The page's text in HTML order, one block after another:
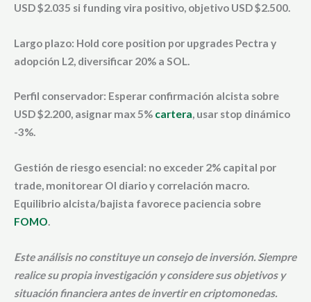
USD $2.035 si funding vira positivo, objetivo USD $2.500.
Largo plazo: Hold core position por upgrades Pectra y
adopción L2, diversificar 20% a SOL.
Perfil conservador: Esperar confirmación alcista sobre
USD $2.200, asignar max 5% cartera, usar stop dinámico
-3%.
Gestión de riesgo esencial: no exceder 2% capital por
trade, monitorear OI diario y correlación macro.
Equilibrio alcista/bajista favorece paciencia sobre
FOMO.
Este análisis no constituye un consejo de inversión. Siempre
realice su propia investigación y considere sus objetivos y
situación financiera antes de invertir en criptomonedas.